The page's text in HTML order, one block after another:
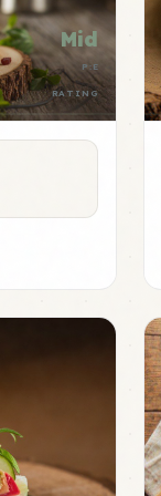
Mid
P:E
RATING